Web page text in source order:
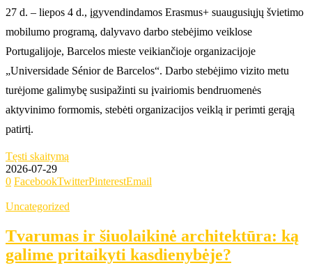
27 d. – liepos 4 d., įgyvendindamos Erasmus+ suaugusiųjų švietimo
mobilumo programą, dalyvavo darbo stebėjimo veiklose
Portugalijoje, Barcelos mieste veikiančioje organizacijoje
„Universidade Sénior de Barcelos“. Darbo stebėjimo vizito metu
turėjome galimybę susipažinti su įvairiomis bendruomenės
aktyvinimo formomis, stebėti organizacijos veiklą ir perimti gerąją
patirtį.
Tęsti skaitymą
2026-07-29
0 FacebookTwitterPinterestEmail
Uncategorized
Tvarumas ir šiuolaikinė architektūra: ką
galime pritaikyti kasdienybėje?